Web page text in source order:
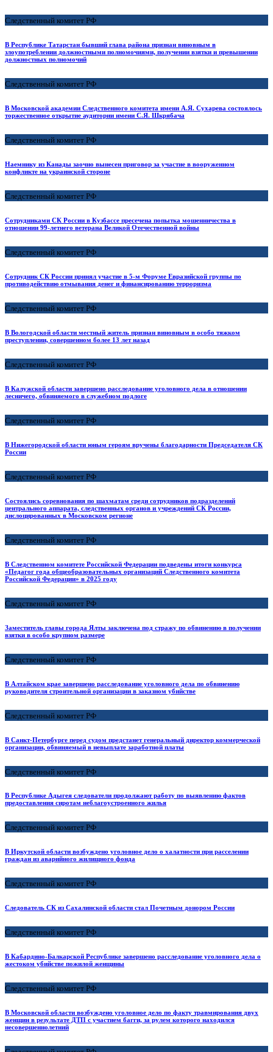
Следственный комитет РФ
В Республике Татарстан бывший глава района признан виновным в
злоупотреблении должностными полномочиями, получении взятки и превышении
должностных полномочий
Следственный комитет РФ
В Московской академии Следственного комитета имени А.Я. Сухарева состоялось
торжественное открытие аудитории имени С.Я. Шкрябача
Следственный комитет РФ
Наемнику из Канады заочно вынесен приговор за участие в вооруженном
конфликте на украинской стороне
Следственный комитет РФ
Сотрудниками СК России в Кузбассе пресечена попытка мошенничества в
отношении 99-летнего ветерана Великой Отечественной войны
Следственный комитет РФ
Сотрудник СК России принял участие в 5-м Форуме Евразийской группы по
противодействию отмывания денег и финансированию терроризма
Следственный комитет РФ
В Вологодской области местный житель признан виновным в особо тяжком
преступлении, совершенном более 13 лет назад
Следственный комитет РФ
В Калужской области завершено расследование уголовного дела в отношении
лесничего, обвиняемого в служебном подлоге
Следственный комитет РФ
В Нижегородской области юным героям вручены благодарности Председателя СК
России
Следственный комитет РФ
Состоялись соревнования по шахматам среди сотрудников подразделений
центрального аппарата, следственных органов и учреждений СК России,
дислоцированных в Московском регионе
Следственный комитет РФ
В Следственном комитете Российской Федерации подведены итоги конкурса
«Педагог года общеобразовательных организаций Следственного комитета
Российской Федерации» в 2025 году
Следственный комитет РФ
Заместитель главы города Ялты заключена под стражу по обвинению в получении
взятки в особо крупном размере
Следственный комитет РФ
В Алтайском крае завершено расследование уголовного дела по обвинению
руководителя строительной организации в заказном убийстве
Следственный комитет РФ
В Санкт-Петербурге перед судом предстанет генеральный директор коммерческой
организации, обвиняемый в невыплате заработной платы
Следственный комитет РФ
В Республике Адыгея следователи продолжают работу по выявлению фактов
предоставления сиротам неблагоустроенного жилья
Следственный комитет РФ
В Иркутской области возбуждено уголовное дело о халатности при расселении
граждан из аварийного жилищного фонда
Следственный комитет РФ
Следователь СК из Сахалинской области стал Почетным донором России
Следственный комитет РФ
В Кабардино-Балкарской Республике завершено расследование уголовного дела о
жестоком убийстве пожилой женщины
Следственный комитет РФ
В Московской области возбуждено уголовное дело по факту травмирования двух
женщин в результате ДТП с участием багги, за рулем которого находился
несовершеннолетний